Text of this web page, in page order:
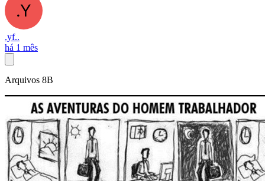
.yf..
há 1 mês
Arquivos 8B